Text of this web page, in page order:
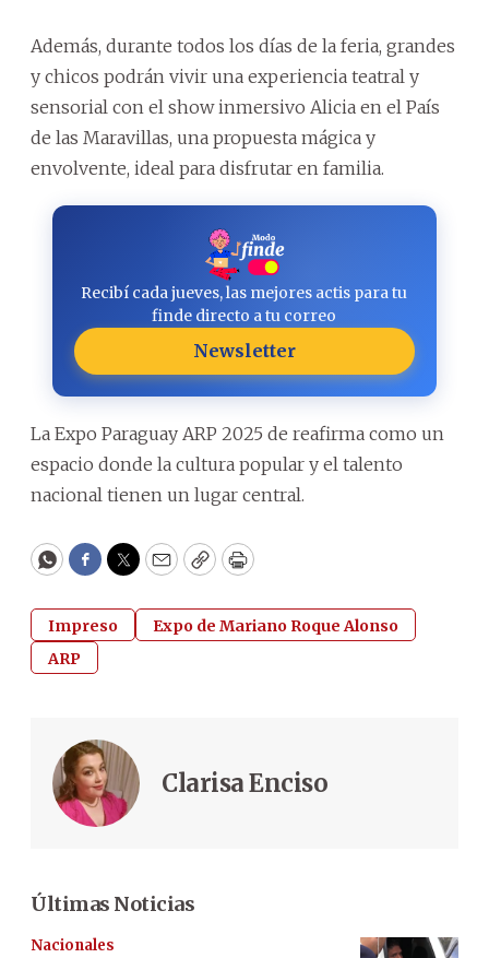
Además, durante todos los días de la feria, grandes
y chicos podrán vivir una experiencia teatral y
sensorial con el show inmersivo Alicia en el País
de las Maravillas, una propuesta mágica y
envolvente, ideal para disfrutar en familia.
Recibí cada jueves, las mejores actis para tu
finde directo a tu correo
Newsletter
La Expo Paraguay ARP 2025 de reafirma como un
espacio donde la cultura popular y el talento
nacional tienen un lugar central.
WhatsApp
Facebook
Twitter
EmailCopyPrint
Impreso
Expo de Mariano Roque Alonso
ARP
Clarisa Enciso
Últimas Noticias
Nacionales